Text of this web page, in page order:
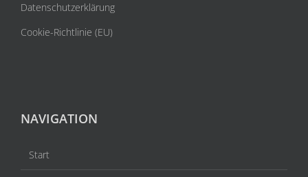
Datenschutzerklärung
Cookie-Richtlinie (EU)
NAVIGATION
Start